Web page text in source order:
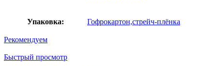
Упаковка: Гофрокартон,стрейч-плёнка
Рекомендуем
Быстрый просмотр